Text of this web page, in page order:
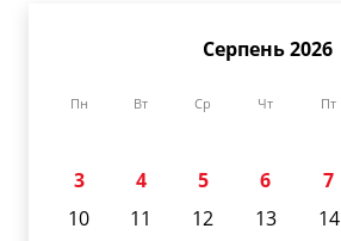
Серпень 2026
Пн Вт Ср Чт Пт
3
4 5 6 7
10
11 12 13 14